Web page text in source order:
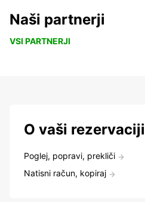
Naši partnerji
VSI PARTNERJI
O vaši rezervaciji
Poglej, popravi, prekliči
Natisni račun, kopiraj